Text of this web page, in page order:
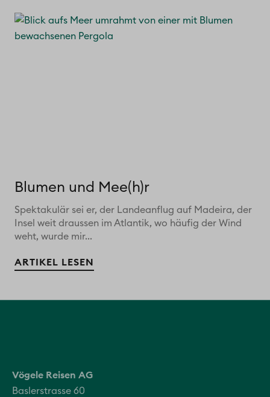
Blumen und Mee(h)r
Spektakulär sei er, der Landeanflug auf Madeira, der
Insel weit draussen im Atlantik, wo häufig der Wind
weht, wurde mir...
ARTIKEL LESEN
Vögele Reisen AG
Baslerstrasse 60